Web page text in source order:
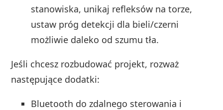
stanowiska, unikaj refleksów na torze,
ustaw próg detekcji dla bieli/czerni
możliwie daleko od szumu tła.
Jeśli chcesz rozbudować projekt, rozważ
następujące dodatki:
Bluetooth do zdalnego sterowania i